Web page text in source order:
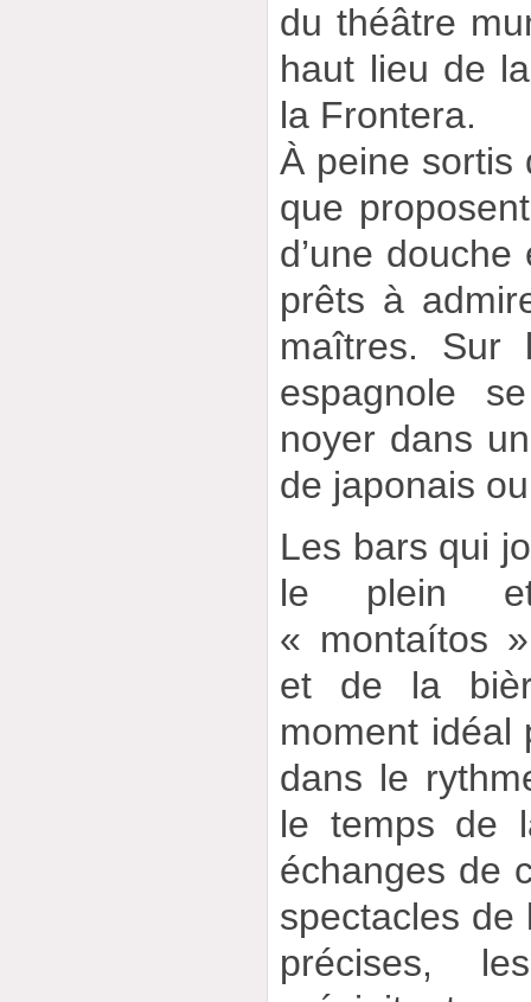
du théâtre
haut lieu de
la Frontera.
À peine sortis
que
d’une
prêts à
maîtres. Sur
espagnole
noyer dans
de japonais
Les bars qui
le plein et
« montaítos
et de la
moment idéal
dans le
le temps de
échanges de
spectacles de
précises,